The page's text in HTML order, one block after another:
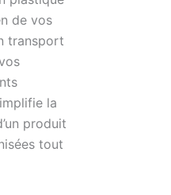
de vos
transport
la
produit
tout